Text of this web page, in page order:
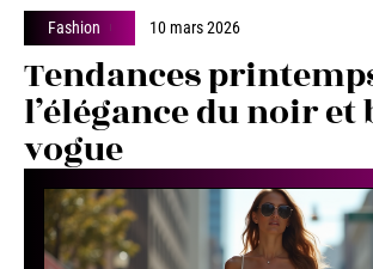
Fashion 10 mars 2026
Tendances
l’élégance du noir et
vogue